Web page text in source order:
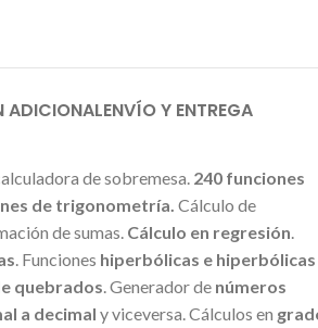
ADICIONALENVÍO Y ENTREGA
de sobremesa. 240 funciones
de trigonometría. Cálculo de
de sumas. Cálculo en regresión
. Funciones hiperbólicas e hiperbólicas
quebrados . Generador de números
a decimal y viceversa. Cálculos en